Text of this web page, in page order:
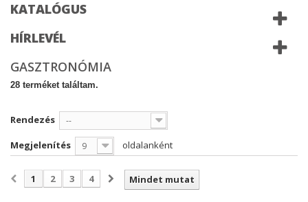
KATALÓGUS
HÍRLEVÉL
GASZTRONÓMIA
28 terméket találtam.
Rendezés --
Megjelenítés 9 oldalanként
Mindet mutat
1 2 3 4